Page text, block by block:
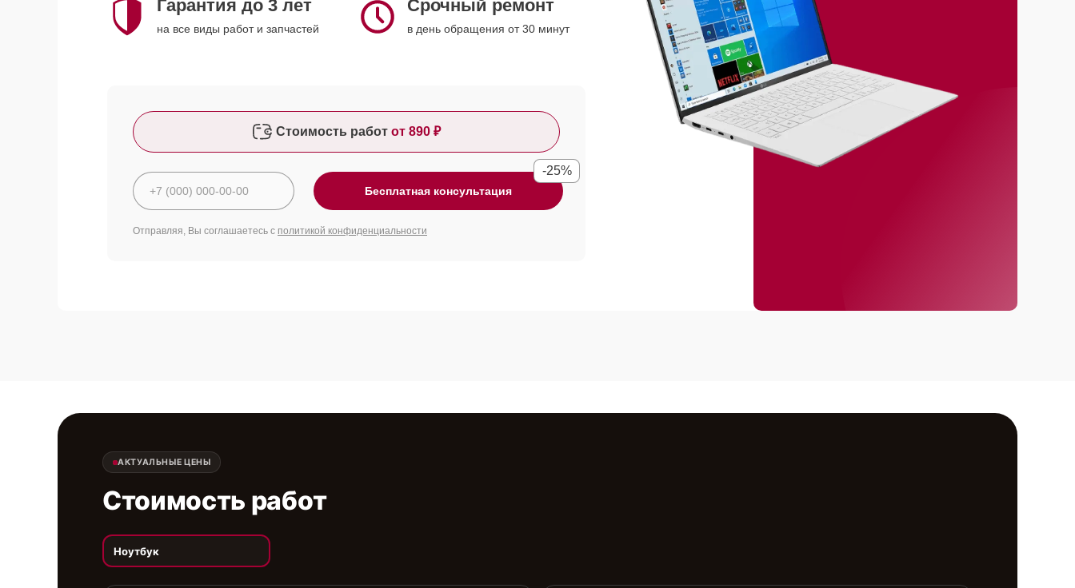
Гарантия до 3 лет
на все виды работ и запчастей
Срочный ремонт
в день обращения от 30 минут
Стоимость работ от 890 ₽
Бесплатная консультация
-25%
Отправляя, Вы соглашаетесь с политикой конфиденциальности
АКТУАЛЬНЫЕ ЦЕНЫ
Стоимость работ
Ноутбук